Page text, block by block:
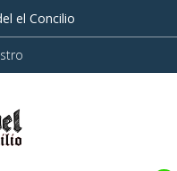
el Concilio